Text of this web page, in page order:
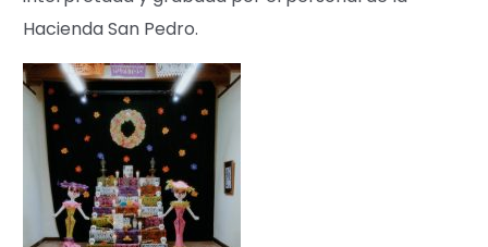
Hacienda San Pedro.